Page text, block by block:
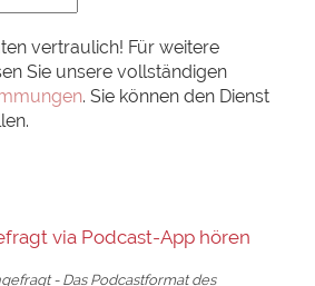
vertraulich! Für weitere
Sie unsere vollständigen
. Sie können den Dienst
via Podcast-App hören
- Das Podcastformat des